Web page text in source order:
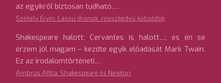
az egyikről biztosan tudható,…
Székely Ervin: Lassú drónok, rosszkedvű koboldok
Shakespeare halott; Cervantes is halott…; és én se
érzem jól magam – kezdte egyik előadását Mark Twain.
Ez az irodalomtörténeti…
Ambrus Attila: Shakespeare és Newton